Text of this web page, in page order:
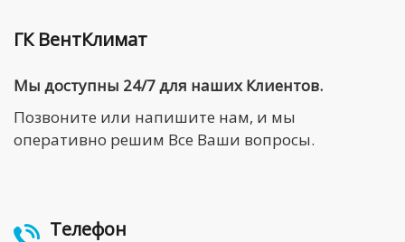
ГК ВентКлимат
Мы доступны 24/7 для наших Клиентов.
Позвоните или напишите нам, и мы
оперативно решим Все Ваши вопросы.
Телефон